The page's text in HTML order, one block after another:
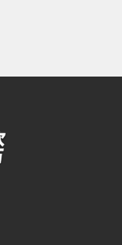
、顺
项目